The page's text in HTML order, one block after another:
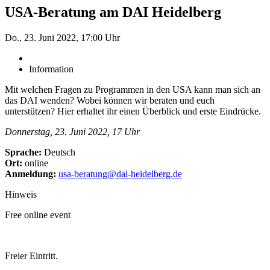
USA-Beratung am DAI Heidelberg
Do., 23. Juni 2022, 17:00 Uhr
Information
Mit welchen Fragen zu Programmen in den USA kann man sich an
das DAI wenden? Wobei können wir beraten und euch
unterstützen? Hier erhaltet ihr einen Überblick und erste Eindrücke.
Donnerstag, 23. Juni 2022, 17 Uhr
Sprache: Deutsch
Ort: online
Anmeldung: usa-beratung@dai-heidelberg.de
Hinweis
Free online event
Freier Eintritt.